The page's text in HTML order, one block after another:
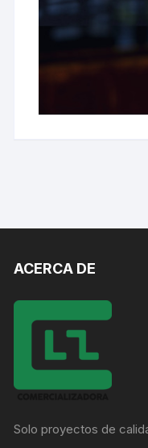
ACERCA DE
Solo proyectos de